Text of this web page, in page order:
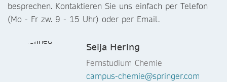
besprechen. Kontaktieren Sie uns einfach per Telefon
(Mo - Fr zw. 9 - 15 Uhr) oder per Email.
Seija Hering
Fernstudium Chemie
campus-chemie@springer.com